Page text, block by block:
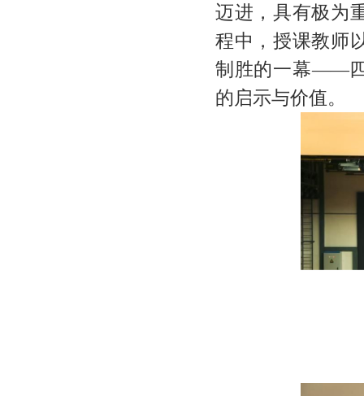
迈进，具有极为
程中，授课教师
制胜的一幕——四
的启示与价值。